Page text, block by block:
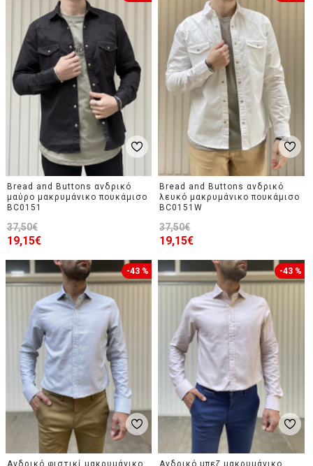
Bread and Buttons ανδρικό
μαύρο μακρυμάνικο πουκάμισο
BC0151
19,15€
37,50€
Bread and Buttons ανδρικό
λευκό μακρυμάνικο πουκάμισο
BC0151W
19,15€
37,50€
-43 %
Ανδρικό φιστικί μακρυμάνικο
-43 %
Ανδρικό μπεζ μακρυμάνικο